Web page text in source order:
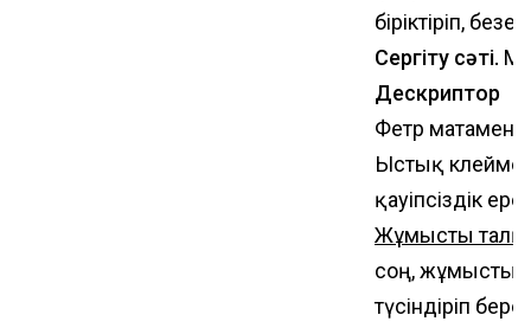
біріктіріп,
Сергіту сәті.
Дескриптор
Фетр матамен
Ыстық
қауіпсіздік
Жұмысты
соң, жұмысты
түсіндіріп